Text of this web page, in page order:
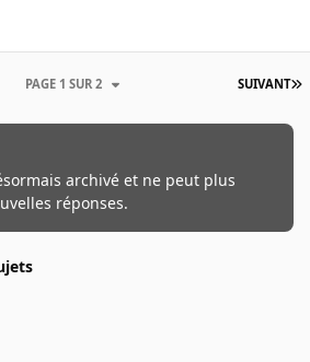
SUIVANT
PAGE 1 SUR 2
archivé et ne peut plus
réponses.